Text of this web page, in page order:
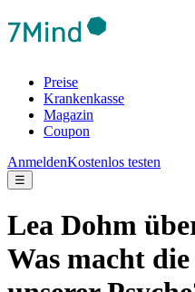
Preise
Krankenkasse
Magazin
Coupon
AnmeldenKostenlos testen
☰
Lea Dohm
Was macht